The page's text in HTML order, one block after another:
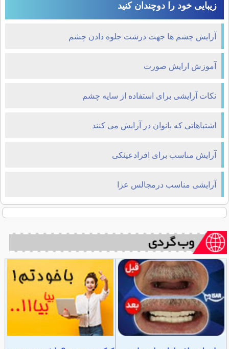
زیبایی خود را دوچندان کنید
آرايش چشم ها جهت درشت جلوه دادن چشم
آموزش ارایش صورت
نکات آرایشی برای استفاده از سایه چشم
اشتباهاتی که بانوان در آرایش می کنند
آرایش مناسب برای افرادعینکی
آرایشی مناسب درمجالس عزا